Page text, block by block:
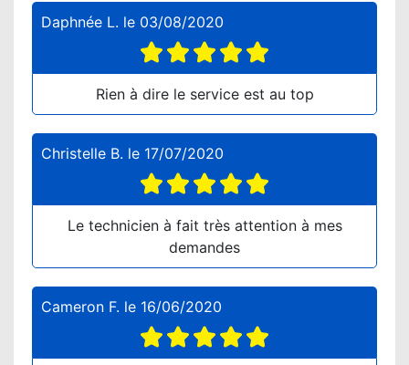
Daphnée L. le 03/08/2020
Rien à dire le service est au top
Christelle B. le 17/07/2020
Le technicien à fait très attention à mes
demandes
Cameron F. le 16/06/2020